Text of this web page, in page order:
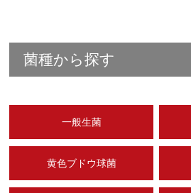
菌種から探す
一般生菌
黄色ブドウ球菌